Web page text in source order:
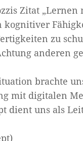
Zitat „Lernen
kognitiver
zu
anderen
brachte
mit digitalen
dient uns als